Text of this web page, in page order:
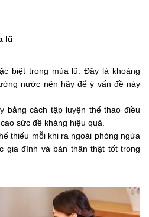
lũ
biệt trong mùa lũ. Đây là khoảng
nước nên hãy để ý vấn đề này
bằng cách tập luyện thể thao điều
sức đề kháng hiệu quả.
thiếu mỗi khi ra ngoài phòng ngừa
gia đình và bản thân thật tốt trong